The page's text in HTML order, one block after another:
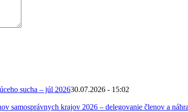
sucha – júl 202630.07.2026 - 15:02
samosprávnych krajov 2026 – delegovanie členov a